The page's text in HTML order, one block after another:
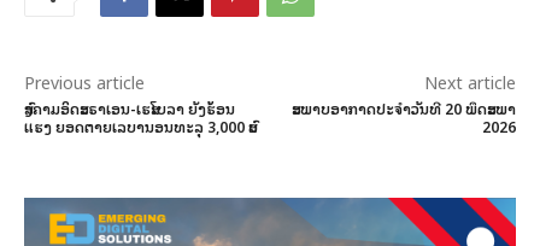
Previous article
ສົງຄາມອິດສະຣາເອນ-ເຮສໂບລາ ຍັງຮ້ອນ
ແຮງ ຍອດຕາຍເລບານອນທະລຸ 3,000 ສົບ
Next article
ສະພາບອາກາດປະຈໍາວັນທີ 20 ພຶດສະພາ
2026